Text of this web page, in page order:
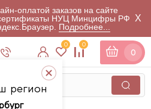
оплатой заказов на сайте
сертификаты НУЦ Минцифры РФ
Подробнее...
X
регион
0 0
0